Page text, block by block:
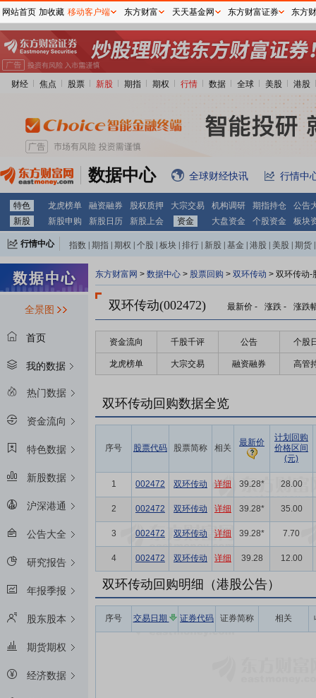
财经 焦点 股票 新股 期指 期权 行情 数据 全球 美股 港股
数据中心 全球财经快讯 行情中
特色 龙虎榜单 融资融券 股权质押 大宗交易 机构调研 期指持仓
公告
新股
新股申购 新股日历 新股上会 资金 大盘资金 个股资金 板块
行情中心 指数 期指 期权 个股 板块 排行 新股 基金 港股 美股 期货
全景图
首页
我的数据
热门数据
资金流向
特色数据
新股数据
沪深港通
公告大全
研究报告
年报季报
股东股本
期货期权
经济数据
东方财富网 > 数据中心 > 股票回购 > 双环传动 > 双环传动-
双环传动(002472) 最新价 - 涨跌 - 涨跌
资金流向 千股千评 公告 个股
龙虎榜单 大宗交易 融资融券 高管
双环传动回购数据全览
序号 股票代码 股票简称 相关
最新价
计划回购
价格区间
(元)
1 002472 双环传动 详细 39.28* 28.00
2 002472 双环传动 详细 39.28* 35.00
3 002472 双环传动 详细 39.28* 7.70
4 002472 双环传动 详细 39.28 12.00
双环传动回购明细（港股公告）
序号 交易日期 证券代码 证券简称 相关
网站首页 加收藏 移动客户端 东方财富 天天基金网 东方财富证券 东方